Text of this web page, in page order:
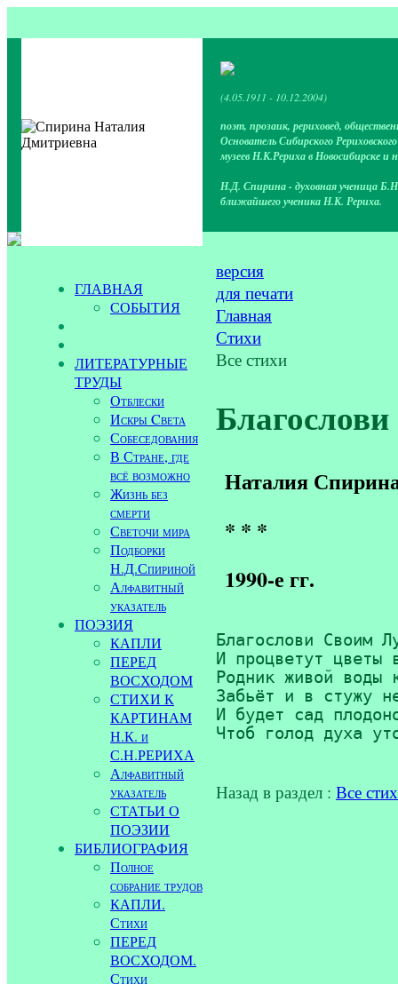
(4.05.1911 - 10.12.2004)
поэт, прозаик, рериховед,
Основатель Сибирского
музеев Н.К.Рериха в Новосибирске и
Н.Д. Спирина - духовная ученица
ближайшего ученика Н.К. Рериха.
ГЛАВНАЯ
СОБЫТИЯ
ЛИТЕРАТУРНЫЕ
ТРУДЫ
Отблески
Искры Cвета
Собеседования
В Стране, где
всё возможно
Жизнь без
смерти
Светочи мира
Подборки
Н.Д.Спириной
Алфавитный
указатель
ПОЭЗИЯ
КАПЛИ
ПЕРЕД
ВОСХОДОМ
СТИХИ К
КАРТИНАМ
Н.К. и
С.Н.РЕРИХА
Алфавитный
указатель
СТАТЬИ О
ПОЭЗИИ
БИБЛИОГРАФИЯ
Полное
собрание трудов
КАПЛИ.
Стихи
ПЕРЕД
ВОСХОДОМ.
Стихи
версия
для печати
Главная
Стихи
Все стихи
Наталия
* * *
1990-е гг.
Благослови Своим
И процветут
Родник живой воды
Забьёт и в стужу
И будет сад
Чтоб голод духа
Назад в раздел : Все